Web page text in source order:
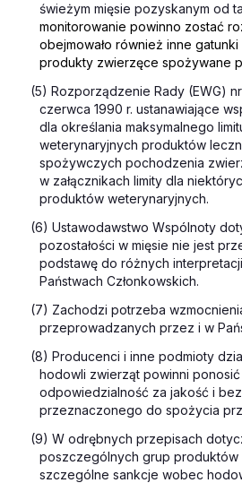
świeżym mięsie pozyskanym od
monitorowanie powinno zostać
obejmowało również inne
produkty zwierzęce spożywane
(5) Rozporządzenie Rady (EWG)
czerwca 1990 r. ustanawiające
dla określania maksymalnego
weterynaryjnych produktów
spożywczych pochodzenia
w załącznikach limity dla
produktów weterynaryjnych.
(6) Ustawodawstwo Wspólnoty
pozostałości w mięsie nie jest
podstawę do różnych
Państwach Członkowskich.
(7) Zachodzi potrzeba
przeprowadzanych przez i w
(8) Producenci i inne podmioty
hodowli zwierząt powinni
odpowiedzialność za jakość i
przeznaczonego do spożycia
(9) W odrębnych przepisach
poszczególnych grup produktów
szczególne sankcje wobec